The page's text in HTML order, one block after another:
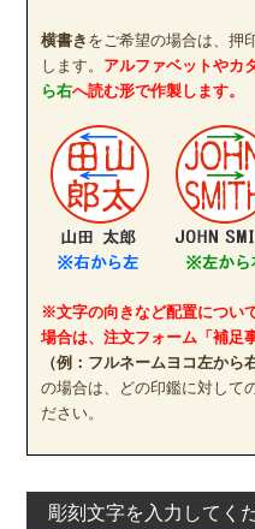
横書き をご希望の場合は、押
します。 アルファベットやカ
ら右へ読む形で作製します。
※文字の向きなど配置につい
場合は、注文フォーム「補足
（例：フルネームヨコ左から
の場合は、どの印鑑に対して
ださい。
彫刻文字を入力してく